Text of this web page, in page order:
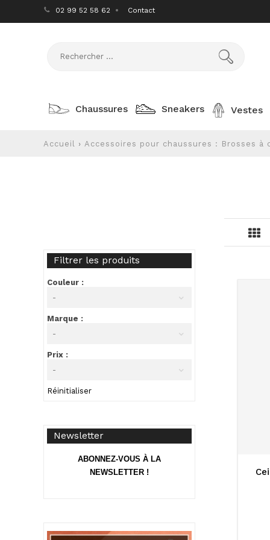
02 99 52 58 62 Contact
Chaussures Sneakers Vestes
Accueil › Accessoires pour chaussures : Brosses
Filtrer les produits
Couleur :
-
Marque :
-
Prix :
-
Réinitialiser
Newsletter
ABONNEZ-VOUS À LA
NEWSLETTER !